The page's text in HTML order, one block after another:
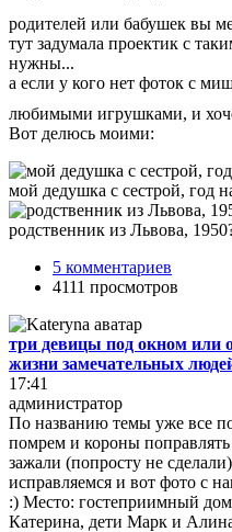
родителей или бабушек вы
тут задумала проектик с
нужны...
а если у кого нет фоток с
любимыми игрушками, и
Вот делюсь моими:
мой дедушка с сестрой, год
родственник из Львова,
5 комментариев
4111 просмотров
три девицы под окном или
жизни замечательных
17:41
администратор
По названию темы уже все
помрем и короны
зажали (попросту не
исправляемся и вот фото с
:) Место: гостеприимный
Катерина, дети Марк и